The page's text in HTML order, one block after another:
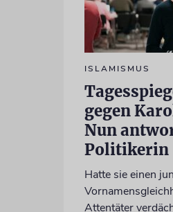
ISLAMISMUS
gegen
Nun
Politikerin
Hatte sie einen
Attentäter